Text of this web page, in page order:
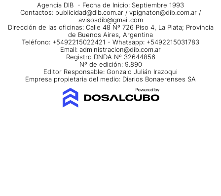
Agencia DIB - Fecha de Inicio: Septiembre 1993
Contactos: publicidad@dib.com.ar / vpignaton@dib.com.ar /
avisosdib@gmail.com
Dirección de las oficinas: Calle 48 Nº 726 Piso 4, La Plata; Provincia
de Buenos Aires, Argentina
Teléfono: +5492215022421 - Whatsapp: +5492215031783
Email: administracion@dib.com.ar
Registro DNDA Nº 32644856
Nº de edición: 9.890
Editor Responsable: Gonzalo Julián Irazoqui
Empresa propietaria del medio: Diarios Bonaerenses SA